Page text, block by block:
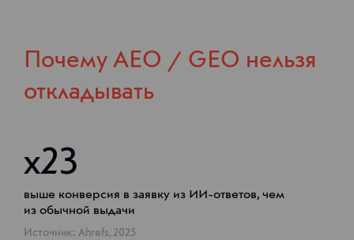
Почему AEO / GEO нельзя
откладывать
х23
выше конверсия в заявку из ИИ-ответов, чем
из обычной выдачи
Источник: Ahrefs, 2025